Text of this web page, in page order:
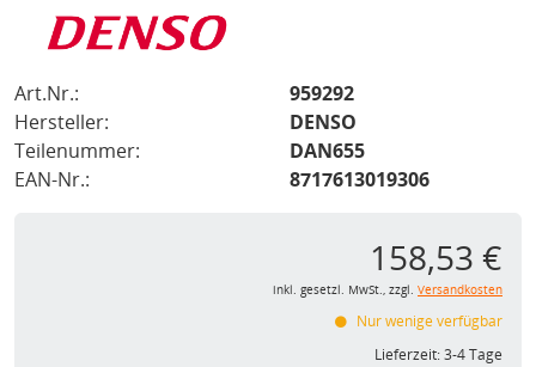
Art.Nr.:
959292
Hersteller:
DENSO
Teilenummer:
DAN655
EAN-Nr.:
8717613019306
158,53 €
inkl. gesetzl. MwSt., zzgl. Versandkosten
Nur wenige verfügbar
Lieferzeit:3-4 Tage